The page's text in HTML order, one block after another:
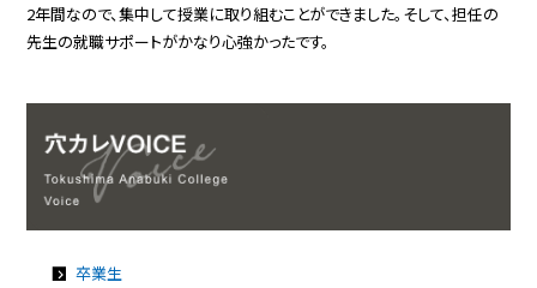
2年間なので、集中して授業に取り組むことができました。そして、担任の
先生の就職サポートがかなり心強かったです。
卒業生